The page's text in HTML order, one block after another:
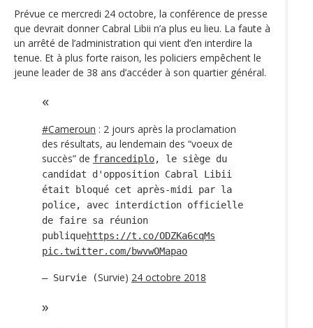
Prévue ce mercredi 24 octobre, la conférence de presse
que devrait donner Cabral Libii n’a plus eu lieu. La faute à
un arrêté de l’administration qui vient d’en interdire la
tenue. Et à plus forte raison, les policiers empêchent le
jeune leader de 38 ans d’accéder à son quartier général.
#Cameroun : 2 jours après la proclamation
des résultats, au lendemain des “voeux de
succès” de francediplo, le siège du
candidat d'opposition Cabral Libii
était bloqué cet après-midi par la
police, avec interdiction officielle
de faire sa réunion
publiquehttps://t.co/ODZKa6cqMs
pic.twitter.com/bwvwOMapao
— Survie (Survie) 24 octobre 2018